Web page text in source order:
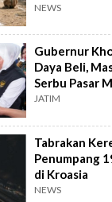
NEWS
Gubernur
Daya Beli,
Serbu Pasar
Merah Putih
JATIM
Tabrakan
Penumpang
di Kroasia
NEWS